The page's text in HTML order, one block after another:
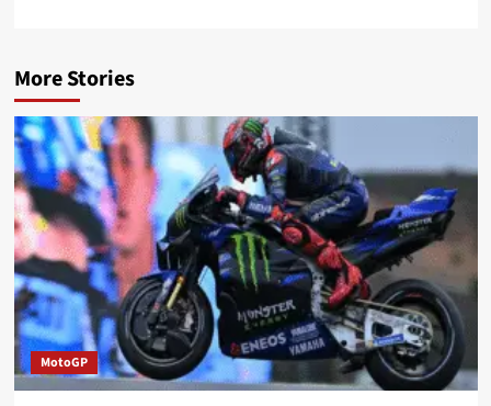
More Stories
MotoGP